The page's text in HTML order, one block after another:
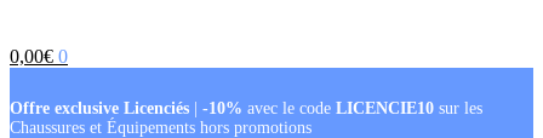
0,00€ 0
Offre exclusive Licenciés -10% avec le code LICENCIE10 sur les
Chaussures et Équipements hors promotions